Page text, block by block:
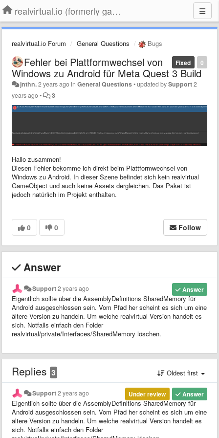
realvirtual.io (formerly game4automation)
realvirtual.io Forum General Questions Bugs
0
Fixed
Fehler bei Plattformwechsel von
Windows zu Android für Meta Quest 3 Build
jnthn.2 years agoinGeneral Questions•updated bySupport2
years ago• 3
Hallo zusammen!
Diesen Fehler bekomme ich direkt beim Plattformwechsel von
Windows zu Android. In dieser Szene befindet sich kein realvirtual
GameObject und auch keine Assets dergleichen. Das Paket ist
jedoch natürlich im Projekt enthalten.
0 0 Follow
Answer
Answer
Support2 years ago
Eigentlich sollte über die AssemblyDefinitions SharedMemory für
Android ausgeschlossen sein. Vom Pfad her scheint es sich um eine
ältere Version zu handeln. Um welche realvirtual Version handelt es
sich. Notfalls einfach den Folder
realvirtual/private/Interfaces/SharedMemory löschen.
Replies 3 Oldest first
Answer
Under review
Support2 years ago
Eigentlich sollte über die AssemblyDefinitions SharedMemory für
Android ausgeschlossen sein. Vom Pfad her scheint es sich um eine
ältere Version zu handeln. Um welche realvirtual Version handelt es
sich. Notfalls einfach den Folder